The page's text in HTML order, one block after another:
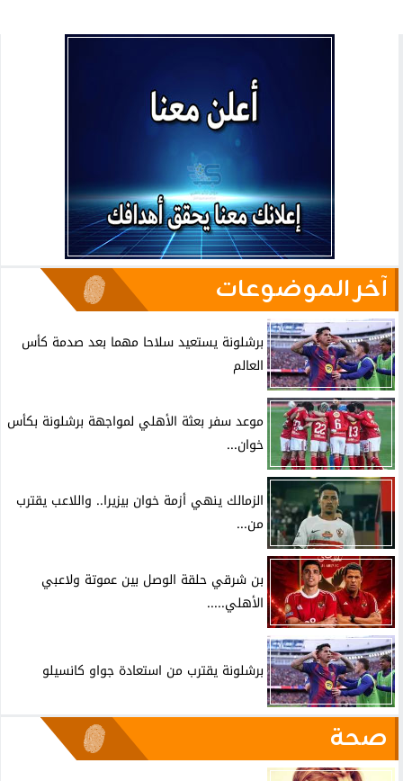
آخر الموضوعات
برشلونة يستعيد سلاحا مهما بعد صدمة كأس
العالم
موعد سفر بعثة الأهلي لمواجهة برشلونة بكأس
خوان...
الزمالك ينهي أزمة خوان بيزيرا.. واللاعب يقترب
من...
بن شرقي حلقة الوصل بين عموتة ولاعبي
الأهلي.....
برشلونة يقترب من استعادة جواو كانسيلو
صحة